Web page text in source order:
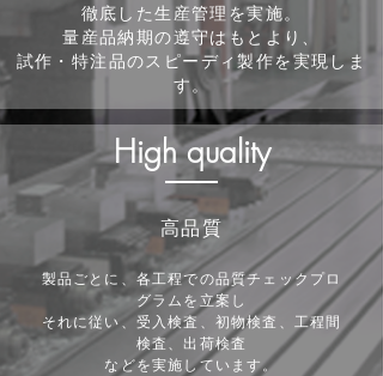
徹底した生産管理を実施。
量産品納期の遵守はもとより、
試作・特注品の​スピーディ製作を実現しま
す。
High quality
高品質
製品ごとに、各工程での品質チェックプロ
グラムを立案し
それに従い、受入検査、初物検査、工程間
検査、出荷検査
などを実施しています。